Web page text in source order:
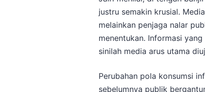
justru semakin krusial.
melainkan penjaga nalar
menentukan. Informasi
sinilah media arus utama
Perubahan pola konsumsi
sebelumnya publik